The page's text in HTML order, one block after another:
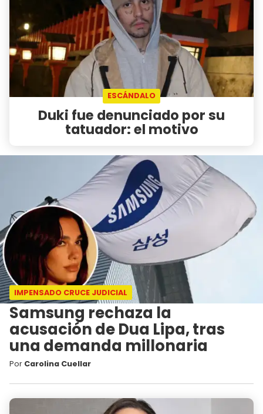
ESCÁNDALO
Duki fue denunciado por su
tatuador: el motivo
IMPENSADO CRUCE JUDICIAL
Samsung rechaza la
acusación de Dua Lipa, tras
una demanda millonaria
Por Carolina Cuellar